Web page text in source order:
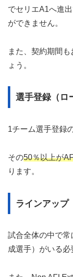
でセリエA1へ進
ができません。
また、契約期間
ょう。
選手登録（ロ
1チーム選手登録
その50％以上が
ります。
ラインアップ
試合全体の中で常
成選手）がいる必